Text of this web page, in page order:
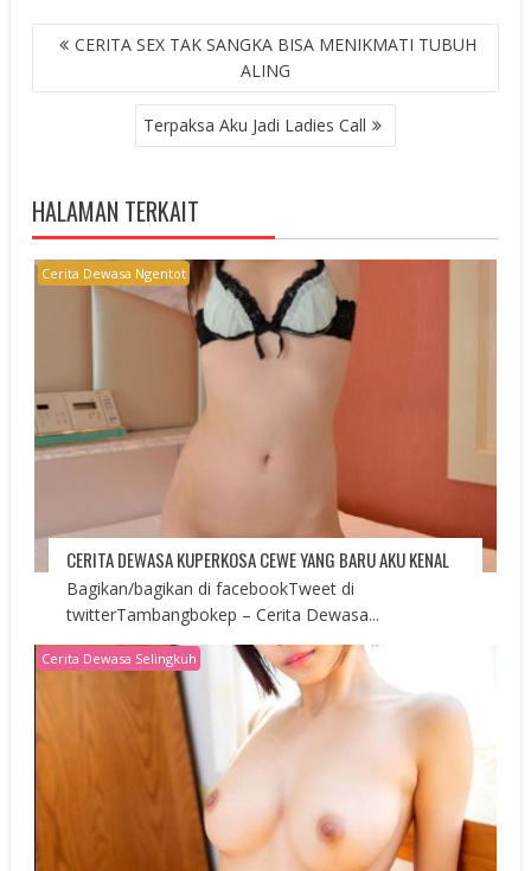
POST
NAVIGATION
CERITA SEX TAK SANGKA BISA MENIKMATI TUBUH
ALING
Terpaksa Aku Jadi Ladies Call
HALAMAN TERKAIT
Cerita Dewasa Ngentot
CERITA DEWASA KUPERKOSA CEWE YANG BARU AKU KENAL
Bagikan/bagikan di facebookTweet di
twitterTambangbokep – Cerita Dewasa...
Cerita Dewasa Selingkuh